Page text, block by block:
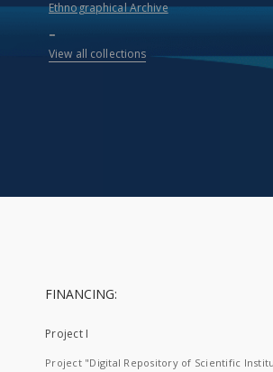
Ethnographical Archive
...
View all collections
FINANCING:
Project I
Project "Digital Repository of Scientific